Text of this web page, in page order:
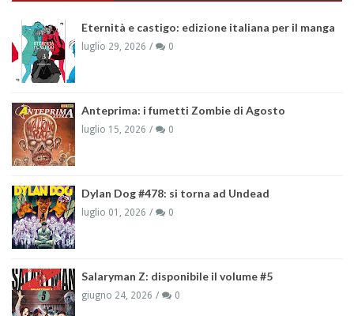
Eternità e castigo: edizione italiana per il manga
luglio 29, 2026 0
Anteprima: i fumetti Zombie di Agosto
luglio 15, 2026 0
Dylan Dog #478: si torna ad Undead
luglio 01, 2026 0
Salaryman Z: disponibile il volume #5
giugno 24, 2026 0